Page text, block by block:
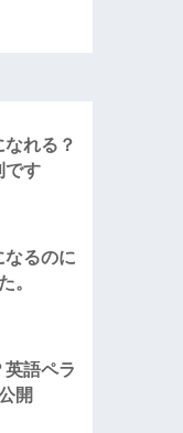
れる？
です
なるのに
。
語ペラ
開